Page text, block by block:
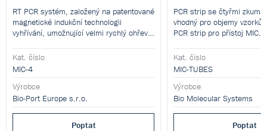
RT PCR systém, založený na patentované
magnetické indukční technologii
vyhřívání, umožnující velmi rychlý ohřev:
Kat. číslo
MIC-4
Výrobce
Bio-Port Europe s.r.o.
Poptat
PCR strip se čtyřmi
vhodný pro objemy vzorků
PCR strip pro přístoj MIC.
Kat. číslo
MIC-TUBES
Výrobce
Bio Molecular Systems
Poptat